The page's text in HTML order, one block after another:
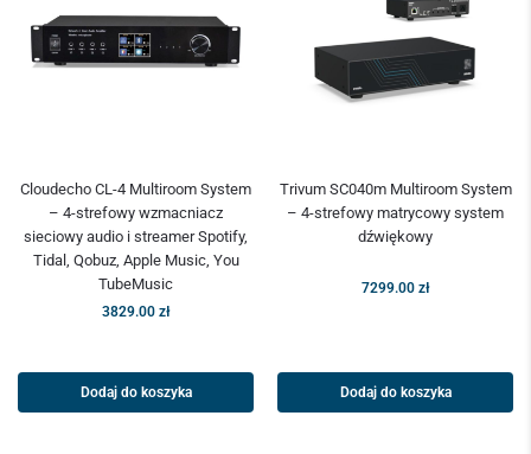
Cloudecho CL-4 Multiroom System
– 4-strefowy wzmacniacz
sieciowy audio i streamer Spotify,
Tidal, Qobuz, Apple Music, You
TubeMusic
3829.00 zł
Dodaj do koszyka
Trivum SC040m Multiroom System
– 4-strefowy matrycowy system
dźwiękowy
7299.00 zł
Dodaj do koszyka